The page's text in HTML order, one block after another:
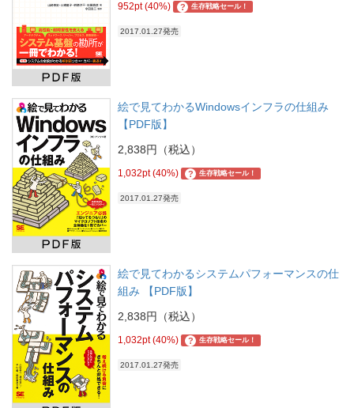
952pt (40%) ? 生存戦略セール！
2017.01.27発売
絵で見てわかるWindowsインフラの仕組み
【PDF版】
2,838円（税込）
1,032pt (40%) ? 生存戦略セール！
2017.01.27発売
絵で見てわかるシステムパフォーマンスの仕
組み 【PDF版】
2,838円（税込）
1,032pt (40%) ? 生存戦略セール！
2017.01.27発売